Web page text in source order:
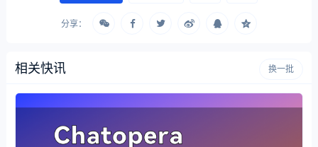
分享：
相关快讯 换一批